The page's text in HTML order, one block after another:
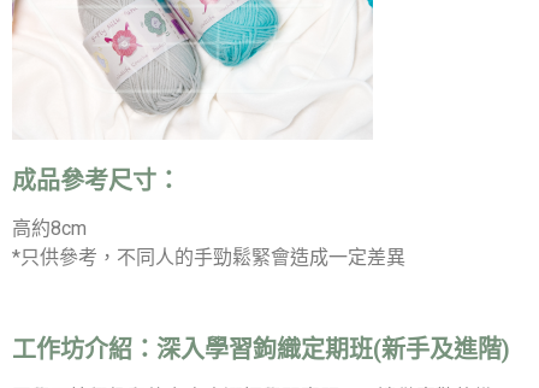
成品參考尺寸：
高約8cm
*只供參考，不同人的手勁鬆緊會造成一定差異
工作坊介紹： 深入學習鉤織定期班(新手及進階)